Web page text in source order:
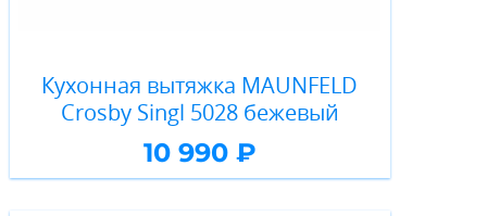
Кухонная вытяжка MAUNFELD
Crosby Singl 5028 бежевый
10 990 ₽